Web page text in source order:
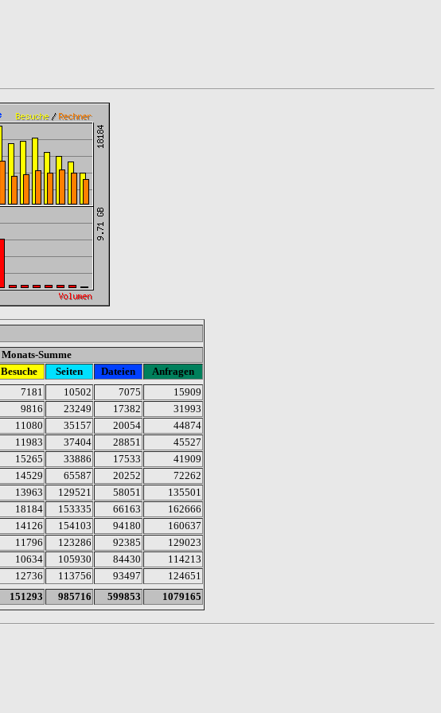
Monats-Summe
Besuche Seiten Dateien
Anfragen
7181 10502 7075
15909
9816 23249 17382
31993
11080 35157 20054
44874
11983 37404 28851
45527
15265 33886 17533
41909
14529 65587 20252
72262
13963 129521 58051
135501
18184 153335 66163
162666
14126 154103 94180
160637
11796 123286 92385
129023
10634 105930 84430
114213
12736 113756 93497
124651
151293 985716 599853 1079165